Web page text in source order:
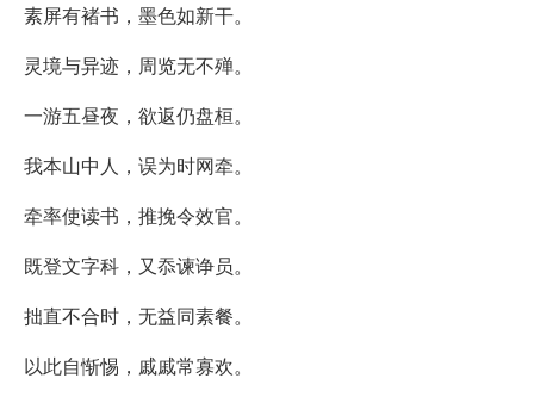
素屏有褚书，墨色如新干。
灵境与异迹，周览无不殚。
一游五昼夜，欲返仍盘桓。
我本山中人，误为时网牵。
牵率使读书，推挽令效官。
既登文字科，又忝谏诤员。
拙直不合时，无益同素餐。
以此自惭惕，戚戚常寡欢。